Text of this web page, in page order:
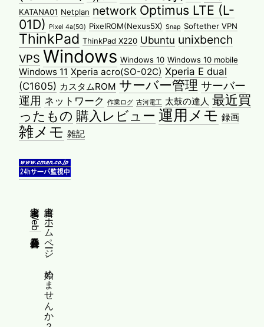
KATANA01 Netplan network Optimus LTE (L-
01D)
Pixel 4a(5G) PixelROM(Nexus5X) Snap Softether VPN
ThinkPad ThinkPad X220 Ubuntu unixbench
VPS Windows Windows 10 Windows 10 mobile
Windows 11 Xperia acro(SO-02C) Xperia E dual
(C1605) カスタムROM サーバー管理 サーバー
運用 ネットワーク 作業ログ 古河電工 太鼓の達人 最近買
ったもの 購入レビュー 運用メモ 録画
雑メモ 雑記
縦書きホームページ、始めませんか？
縦書きWeb普及委員会